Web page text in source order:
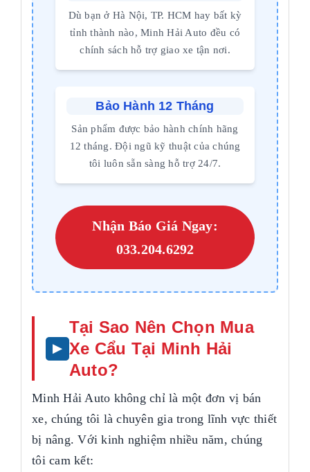
Dù bạn ở Hà Nội, TP. HCM hay bất kỳ
tỉnh thành nào, Minh Hải Auto đều có
chính sách hỗ trợ giao xe tận nơi.
Bảo Hành 12 Tháng
Sản phẩm được bảo hành chính hãng
12 tháng. Đội ngũ kỹ thuật của chúng
tôi luôn sẵn sàng hỗ trợ 24/7.
Nhận Báo Giá Ngay:
033.204.6292
Tại Sao Nên Chọn Mua
Xe Cẩu Tại Minh Hải
Auto?
Minh Hải Auto không chỉ là một đơn vị bán
xe, chúng tôi là chuyên gia trong lĩnh vực thiết
bị nâng. Với kinh nghiệm nhiều năm, chúng
tôi cam kết: